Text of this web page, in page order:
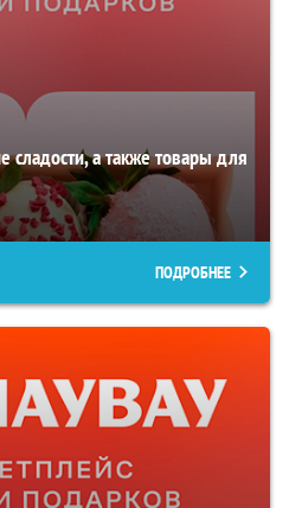
а также товары для
ПОДРОБНЕЕ